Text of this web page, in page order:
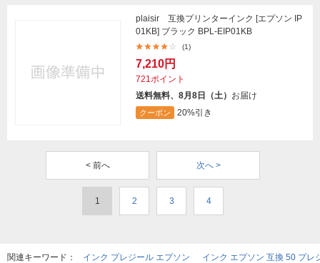
plaisir 互換プリンターインク [エプソン IP
01KB] ブラック BPL-EIP01KB
(1)
7,210円
721ポイント
送料無料、8月8日（土） お届け
クーポン 20%引き
< 前へ 次へ >
1 2 3 4
関連キーワード： インク プレジール エプソン インク エプソン 互換 50 プレ